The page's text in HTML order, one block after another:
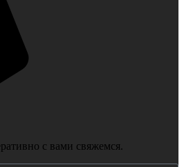
с вами свяжемся.